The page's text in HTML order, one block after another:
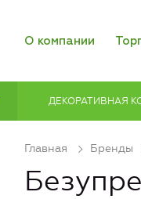
О компании
ДЕКОРАТИВНАЯ
Главная Бренды